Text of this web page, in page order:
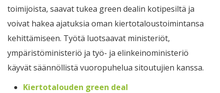
toimijoista, saavat tukea green dealin kotipesiltä ja
voivat hakea ajatuksia oman kiertotaloustoimintansa
kehittämiseen. Työtä luotsaavat ministeriöt,
ympäristöministeriö ja työ- ja elinkeinoministeriö
käyvät säännöllistä vuoropuhelua sitoutujien kanssa.
Kiertotalouden green deal